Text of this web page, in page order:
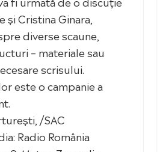
și Cristina Ginara,
diverse scaune,
– materiale sau
scrisului.
este o campanie a
/SAC
Radio România